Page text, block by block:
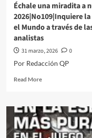
Échale una miradita a
2026|No109|Inquiere
el Mundo a través de
analistas
31 marzo, 2026
0
Por Redacción QP
Read MoreRead
Échale
una
miradita
a